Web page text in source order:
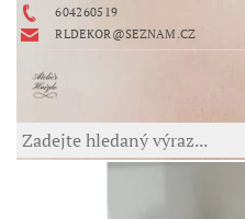
604260519
RLDEKOR@SEZNAM.CZ